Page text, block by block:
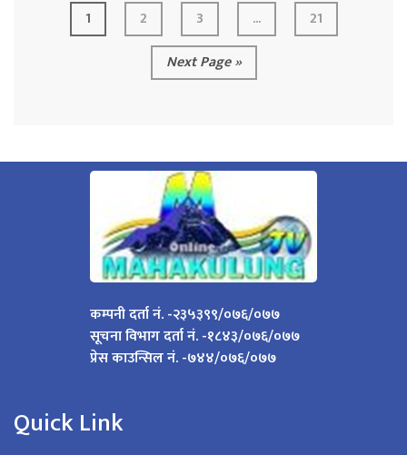
1 2 3 ...
21
Next Page »
कम्पनी दर्ता नं. -२३५३९९/०७६/०७७
सूचना विभाग दर्ता नं. -१८४३/०७६/०७७
प्रेस काउन्सिल नं. -७४४/०७६/०७७
Quick Link